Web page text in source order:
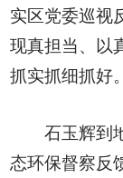
实区党委巡视
现真担当、以
抓实抓细抓好。
石玉辉到
态环保督察反